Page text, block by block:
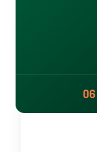
06